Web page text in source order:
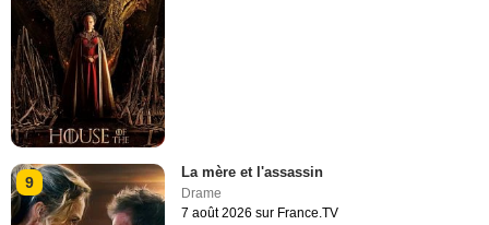
9
La mère et l'assassin
Drame
7 août 2026 sur France.TV